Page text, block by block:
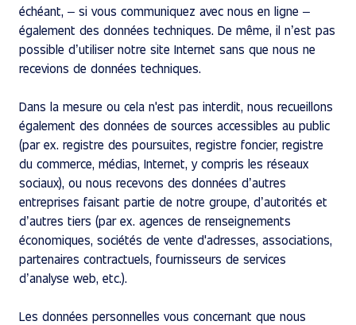
échéant, – si vous communiquez avec nous en ligne –
également des données techniques. De même, il n’est pas
possible d’utiliser notre site Internet sans que nous ne
recevions de données techniques.
Dans la mesure ou cela n'est pas interdit, nous recueillons
également des données de sources accessibles au public
(par ex. registre des poursuites, registre foncier, registre
du commerce, médias, Internet, y compris les réseaux
sociaux), ou nous recevons des données d’autres
entreprises faisant partie de notre groupe, d’autorités et
d’autres tiers (par ex. agences de renseignements
économiques, sociétés de vente d'adresses, associations,
partenaires contractuels, fournisseurs de services
d’analyse web, etc.).
Les données personnelles vous concernant que nous